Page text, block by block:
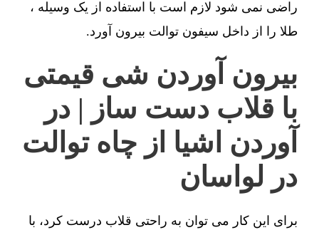
راضی نمی شود لازم است با استفاده از یک وسیله ،
طلا را از داخل سیفون توالت بیرون آورد.
بیرون آوردن شی قیمتی
با قلاب دست ساز | در
آوردن اشیا از چاه توالت
در لواسان
برای این کار می توان به راحتی قلاب درست کرد، با